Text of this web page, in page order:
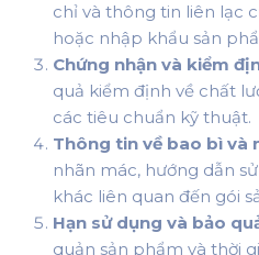
chỉ và thông tin liên lạc
hoặc nhập khẩu sản
Chứng nhận và kiểm
quả kiểm định về chất
các tiêu chuẩn kỹ thuật.
Thông tin về bao bì và
nhãn mác, hướng dẫn
khác liên quan đến gói
Hạn sử dụng và bảo
quản sản phẩm và thời